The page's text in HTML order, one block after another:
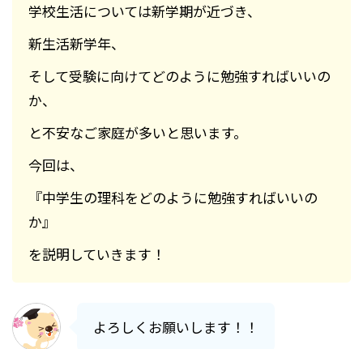
学校生活については新学期が近づき、
新生活新学年、
そして受験に向けてどのように勉強すればいいの
か、
と不安なご家庭が多いと思います。
今回は、
『中学生の理科をどのように勉強すればいいの
か』
を説明していきます！
よろしくお願いします！！